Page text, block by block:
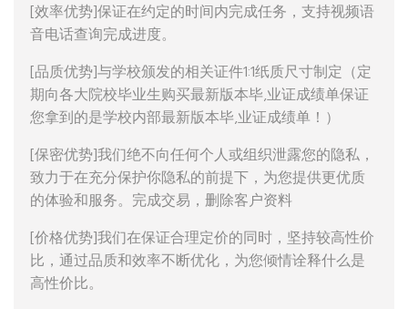
[效率优势]保证在约定的时间内完成任务，支持视频语
音电话查询完成进度。
[品质优势]与学校颁发的相关证件1:1纸质尺寸制定（定
期向各大院校毕业生购买最新版本毕,业证成绩单保证
您拿到的是学校内部最新版本毕,业证成绩单！）
[保密优势]我们绝不向任何个人或组织泄露您的隐私，
致力于在充分保护你隐私的前提下，为您提供更优质
的体验和服务。完成交易，删除客户资料
[价格优势]我们在保证合理定价的同时，坚持较高性价
比，通过品质和效率不断优化，为您倾情诠释什么是
高性价比。